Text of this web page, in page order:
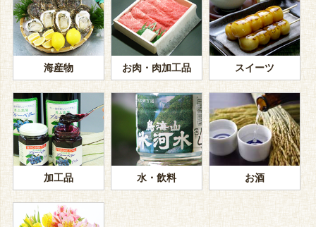
海産物 お肉・肉加工品 スイーツ
加工品 水・飲料 お酒